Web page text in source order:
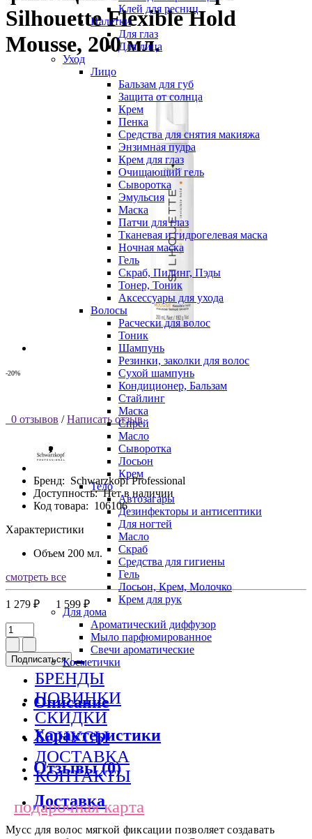
Клей для ресниц
Палетки
Для глаз
Для лица
Уход
Лицо
Бальзам для губ
Защита от солнца
Крем
Пенка
Средства для снятия макияжа
Энзимная пудра
Крем для глаз
Очищающий гель
Сыворотка
Эмульсия
Маска
Патчи для глаз
Тканевая и гидрогелевая маска
Ночная маска
Гель
Скраб, Пилинг, Пэды
Тонер, Тоник
Аксессуары для ухода
Волосы
Расчески для волос
Тоник
Шампунь
Резинки, заколки для волос
Сухой шампунь
Кондиционер, Бальзам
Стайлинг
Маска
Спрей
Масло
Сыворотка
Лосьон
Крем
Тело
Автозагары
Дезинфекторы и антисептики
Для ногтей
Масло
Скраб
Средства для гигиены
Гель
Лосьон, Крем, Молочко
Крем для рук
Для дома
Ароматический диффузор
Мыло парфюмированное
Свечи ароматические
Косметички
БРЕНДЫ
НОВИНКИ
СКИДКИ
БОНУСЫ
ДОСТАВКА
КОНТАКТЫ
подарочная карта
Silhouette Flexible Hold
Mousse, 200 мл.
-20%
0 отзывов / Написать отзыв
Бренд: Schwarzkopf Professional
Доступность:Нет в наличии
Код товара: 106106
Характеристики
Объем 200 мл.
смотреть все
1 279 ₽ 1 599 ₽
Подписаться
Описание
Характеристики
Отзывы (0)
Доставка
Мусс для волос мягкой фиксации позволяет создавать